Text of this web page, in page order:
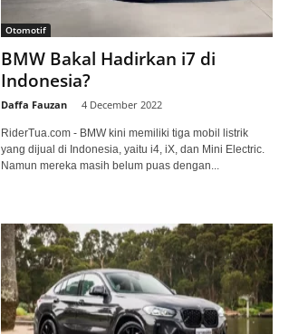
Otomotif
BMW Bakal Hadirkan i7 di
Indonesia?
Daffa Fauzan 4 December 2022
RiderTua.com - BMW kini memiliki tiga mobil listrik
yang dijual di Indonesia, yaitu i4, iX, dan Mini Electric.
Namun mereka masih belum puas dengan...